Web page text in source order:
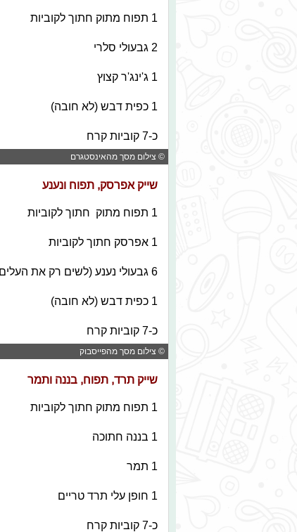
1 תפוח מתוק חתוך לקוביות
2 גבעולי סלרי
1 ג'ינג'ר קצוץ
1 כפית דבש (לא חובה)
כ-7 קוביות קרח
© צילום מסך מהאינסטגרם
שייק אפרסק, תפוח ונענע
1 תפוח מתוק חתוך לקוביות
1 אפרסק חתוך לקוביות
6 גבעולי נענע (לשים רק את העלים ללא הגבעולים)
1 כפית דבש (לא חובה)
כ-7 קוביות קרח
© צילום מסך מהפייסבוק
שייק תרד, תפוח, בננה ותמר
1 תפוח מתוק חתוך לקוביות
1 בננה חתוכה
1 תמר
1 חופן עלי תרד טריים
כ-7 קוביות קרח